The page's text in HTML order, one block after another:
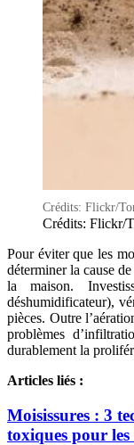
Crédits: Flickr/
Crédits: Flickr/
Pour éviter que les
déterminer la cause
la maison.
déshumidificateur),
pièces. Outre
problèmes
durablement la
Articles liés :
Moisissures : 3
toxiques pour